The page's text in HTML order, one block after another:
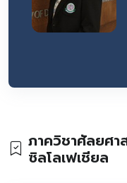
ภาควิชาศัลยศ
ซิลโลเฟเชียล